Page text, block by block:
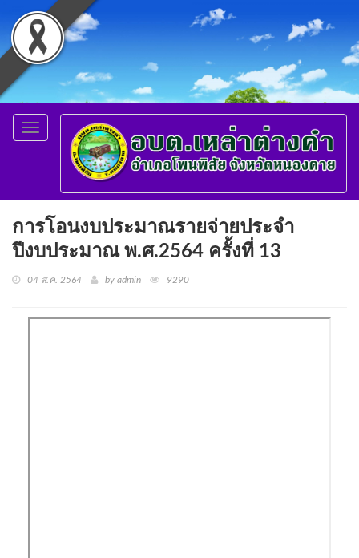
Toggle
navigation
การโอนงบประมาณรายจ่ายประจำ
ปีงบประมาณ พ.ศ.2564 ครั้งที่ 13
04 ส.ค. 2564 by admin 9290